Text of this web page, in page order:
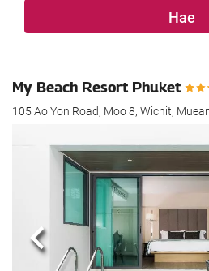
Hae
My Beach Resort Phuket
105 Ao Yon Road, Moo 8, Wichit,
Edellinen